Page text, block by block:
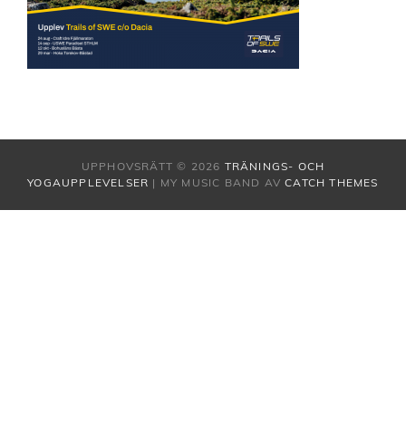
UPPHOVSRÄTT © 2026 TRÄNINGS- OCH
YOGAUPPLEVELSER | MY MUSIC BAND AVCATCH THEMES